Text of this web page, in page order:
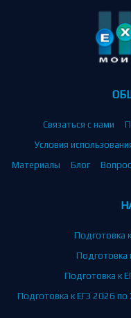
Связаться с нами
Условия
Материалы
Блог
Подготовка
Подготовка
Подготовка к
Подготовка к ЕГЭ 2026 по